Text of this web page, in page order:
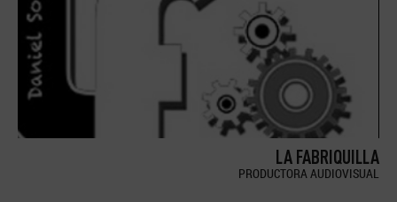
LA FABRIQUILLA
PRODUCTORA AUDIOVISUAL